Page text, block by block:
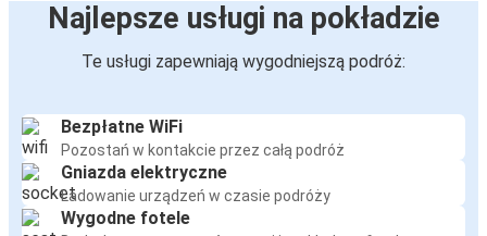
Najlepsze usługi na pokładzie
Te usługi zapewniają wygodniejszą podróż:
Bezpłatne WiFi
Pozostań w kontakcie przez całą podróż
Gniazda elektryczne
Ładowanie urządzeń w czasie podróży
Wygodne fotele